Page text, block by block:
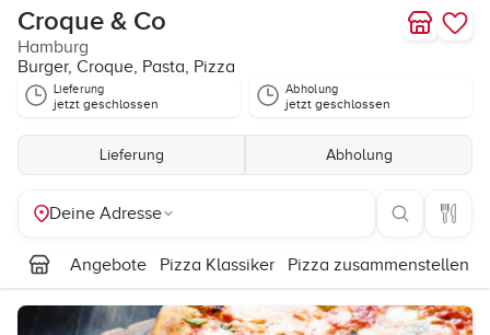
Croque & Co
Hamburg
Burger, Croque, Pasta, Pizza
Lieferung
jetzt geschlossen
Abholung
jetzt geschlossen
Lieferung Abholung
Deine Adresse
Angebote Pizza Klassiker Pizza zusammenstellen